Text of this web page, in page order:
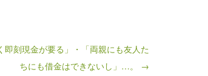
即刻現金が要る」・「両親にも友人た
ちにも借金はできないし」…。 →